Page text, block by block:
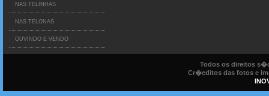
NAS TELINHAS
NAS TELONAS
OUVINDO E VENDO
Todos os direitos
Cr�editos das fotos e